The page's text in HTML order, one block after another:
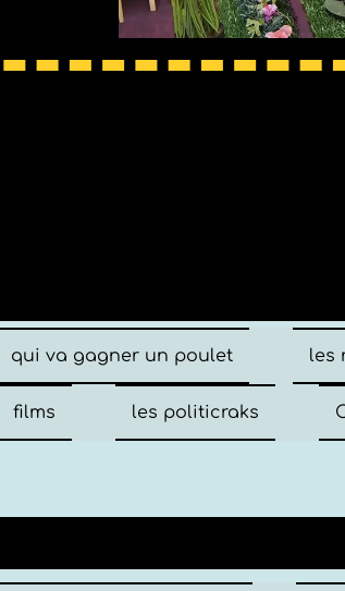
qui va gagner un poulet les
films les politicraks